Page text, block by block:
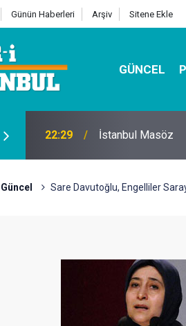
Günün Haberleri Arşiv Sitene Ekle
GÜNCEL
07:32 Kutu Sihirbazı ile
Güncel Sare Davutoğlu, Engelliler